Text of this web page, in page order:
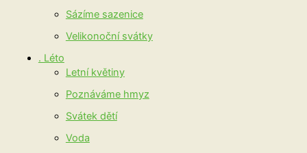
Sázíme sazenice
Velikonoční svátky
. Léto
Letní květiny
Poznáváme hmyz
Svátek dětí
Voda